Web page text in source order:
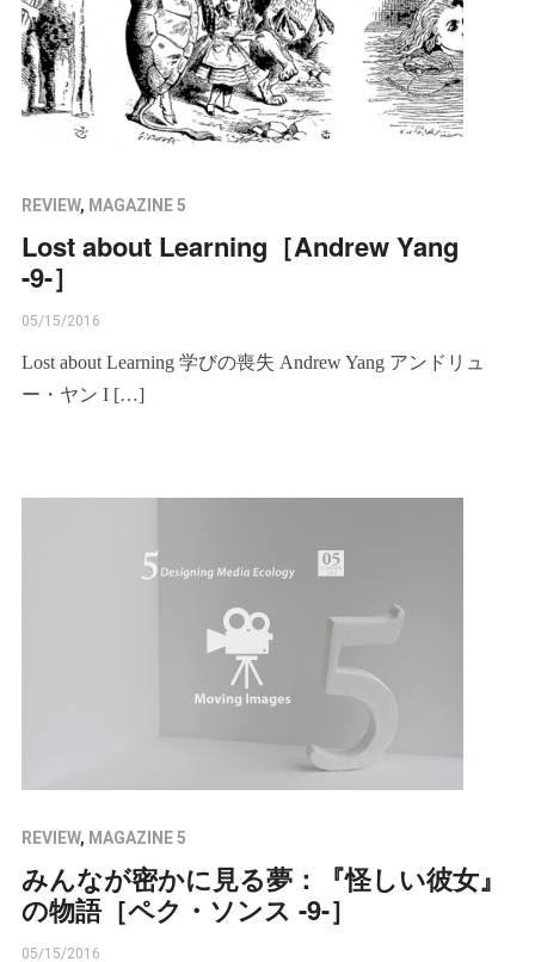
REVIEW, MAGAZINE 5
Lost about Learning［Andrew Yang
-9-］
05/15/2016
Lost about Learning 学びの喪失 Andrew Yang アンドリュ
ー・ヤン I […]
REVIEW, MAGAZINE 5
みんなが密かに見る夢：『怪しい彼女』
の物語［ペク・ソンス -9-］
05/15/2016